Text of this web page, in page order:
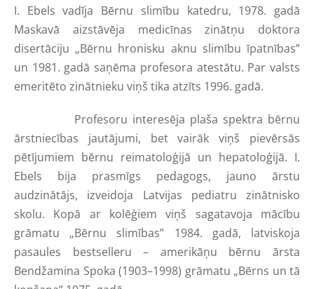
I. Ebels vadīja Bērnu slimību katedru, 1978. gadā
Maskavā aizstāvēja medicīnas zinātņu doktora
disertāciju „Bērnu hronisku aknu slimību īpatnības”
un 1981. gadā saņēma profesora atestātu. Par valsts
emeritēto zinātnieku viņš tika atzīts 1996. gadā.
Profesoru interesēja plaša spektra bērnu
ārstniecības jautājumi, bet vairāk viņš pievērsās
pētījumiem bērnu reimatoloģijā un hepatoloģijā. I.
Ebels bija prasmīgs pedagogs, jauno ārstu
audzinātājs, izveidoja Latvijas pediatru zinātnisko
skolu. Kopā ar kolēģiem viņš sagatavoja mācību
grāmatu „Bērnu slimības” 1984. gadā, latviskoja
pasaules bestselleru – amerikāņu bērnu ārsta
Bendžamina Spoka (1903–1998) grāmatu „Bērns un tā